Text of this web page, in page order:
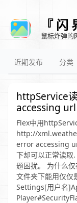
『 闪
鼠标炸弹的
近期发布 分类
httpService
accessing url
Flex中用
http://
error accessing
下却可以正常读取
题困扰。 为什么
文件夹下能用仅
Settings[用户名